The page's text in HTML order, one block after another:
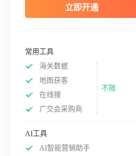
立即开通
常用工具
海关数据
地图获客
在线搜
广交会采购商
不限
AI工具
AI智能营销助手